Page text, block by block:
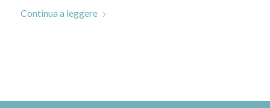
Continua a leggere